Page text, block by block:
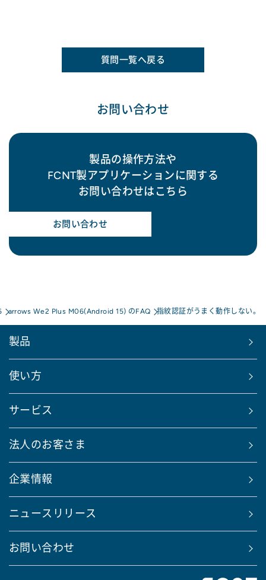
質問一覧へ戻る
お問い合わせ
製品の操作方法や
FCNT製アプリケーションに関する
お問い合わせはこちら
お問い合わせ
arrows We2 Plus M06(Android 15) のFAQ 指紋認証がうまく動作しない。
製品
使い方
サービス
法人のお客さま
企業情報
ニュースリリース
お問い合わせ